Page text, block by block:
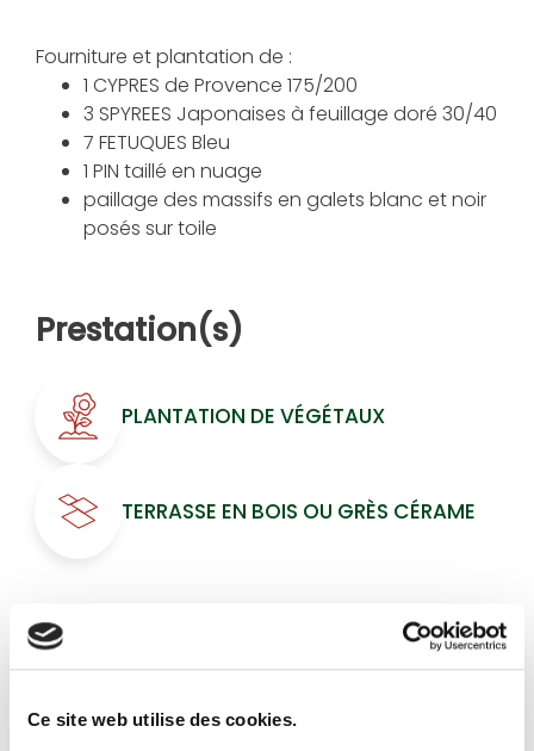
Ce site web utilise des cookies.
Fourniture et plantation de :
1 CYPRES de Provence 175/200
3 SPYREES Japonaises à feuillage doré 30/40
7 FETUQUES Bleu
1 PIN taillé en nuage
paillage des massifs en galets blanc et noir
posés sur toile
Prestation(s)
PLANTATION DE VÉGÉTAUX
TERRASSE EN BOIS OU GRÈS CÉRAME
Galerie